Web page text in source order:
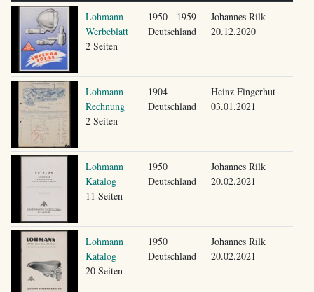
Lohmann
Werbeblatt
2 Seiten
1950 - 1959
Deutschland
Johannes Rilk
20.12.2020
Lohmann
Rechnung
2 Seiten
1904
Deutschland
Heinz Fingerhut
03.01.2021
Lohmann
Katalog
11 Seiten
1950
Deutschland
Johannes Rilk
20.02.2021
Lohmann
Katalog
20 Seiten
1950
Deutschland
Johannes Rilk
20.02.2021